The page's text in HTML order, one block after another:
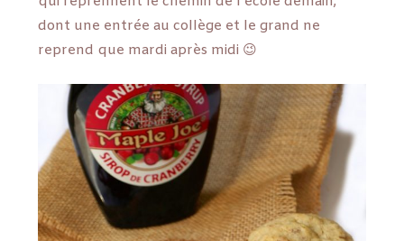
dont une entrée au collège et le grand ne
reprend que mardi après midi 😉